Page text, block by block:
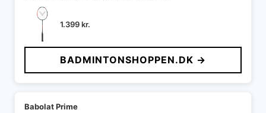
1.399kr.
BADMINTONSHOPPEN.DK →
Babolat Prime